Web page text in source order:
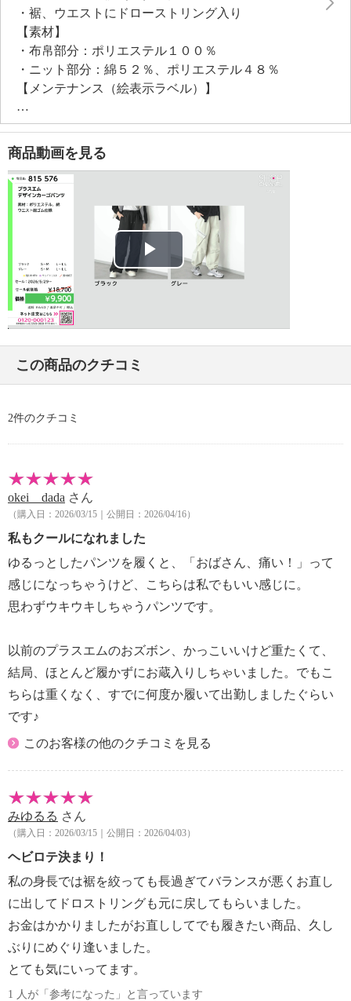
・裾、ウエストにドローストリング入り
【素材】
・布帛部分：ポリエステル１００％
・ニット部分：綿５２％、ポリエステル４８％
【メンテナンス（絵表示ラベル）】
・手洗い：可
・漂白処理：塩素系・酸素系漂白不可
・タンブル乾燥：不可
・自然乾燥：日陰の吊り干し
・アイロン仕上げ：可（低温）
・ドライクリーニング：石油系ドライクリーニング可
・ウエットクリーニング：可
【メンテナンス（ケアラベル）】
・長時間照射による変退色注意
・単品洗い
・摩擦による色落ち、色移り注意
・素材の特性上、多少の縮みあり
・過度な力をかけない
・中国製
商品動画を見る
Play
この商品のクチコミ
2件のクチコミ
okei dada さん
（購入日：2026/03/15｜公開日：2026/04/16）
私もクールになれました
ゆるっとしたパンツを履くと、「おばさん、痛い！」って
感じになっちゃうけど、こちらは私でもいい感じに。
思わずウキウキしちゃうパンツです。
以前のプラスエムのおズボン、かっこいいけど重たくて、
結局、ほとんど履かずにお蔵入りしちゃいました。でもこ
ちらは重くなく、すでに何度か履いて出勤しましたぐらい
です♪
このお客様の他のクチコミを見る
みゆるる さん
（購入日：2026/03/15｜公開日：2026/04/03）
ヘビロテ決まり！
私の身長では裾を絞っても長過ぎてバランスが悪くお直し
に出してドロストリングも元に戻してもらいました。
お金はかかりましたがお直ししてでも履きたい商品、久し
ぶりにめぐり逢いました。
とても気にいってます。
1 人が「参考になった」と言っています